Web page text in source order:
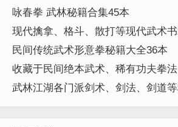
咏春拳 武林秘籍合集45本
现代擒拿、格斗、散打等现代武术
民间传统武术形意拳秘籍大全36本
收藏于民间绝本武术、稀有功夫拳
械技法等合集282本
武林江湖各门派剑术、剑法、剑道